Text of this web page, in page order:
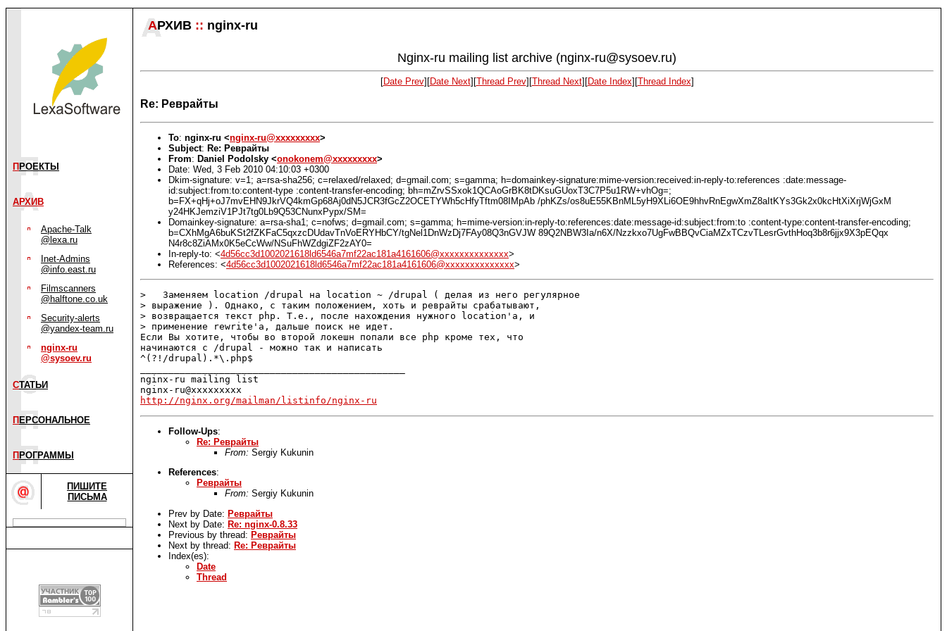
П РОЕКТЫ
АРХИВ
Apache-Talk
@lexa.ru
Inet-Admins
@info.east.ru
Filmscanners
@halftone.co.uk
Security-alerts
@yandex-team.ru
nginx-ru
@sysoev.ru
СТАТЬИ
П ЕРСОНАЛЬНОЕ
П РОГРАММЫ
ПИШИТЕ
ПИСЬМА
АРХИВ :: nginx-ru
Nginx-ru mailing list archive (nginx-ru@sysoev.ru)
[Date Prev][Date Next][Thread Prev][Thread Next][Date Index][Thread Index]
Re: Реврайты
To: nginx-ru <nginx-ru@xxxxxxxxx>
Subject: Re: Реврайты
From: Daniel Podolsky <onokonem@xxxxxxxxx>
Date: Wed, 3 Feb 2010 04:10:03 +0300
Dkim-signature: v=1; a=rsa-sha256; c=relaxed/relaxed; d=gmail.com; s=gamma; h=domainkey-signature:mime-version:received:in-reply-to:references :date:message-
id:subject:from:to:content-type :content-transfer-encoding; bh=mZrvSSxok1QCAoGrBK8tDKsuGUoxT3C7P5u1RW+vhOg=;
b=FX+qHj+oJ7mvEHN9JkrVQ4kmGp68Aj0dN5JCR3fGcZ2OCETYWh5cHfyTftm08IMpAb /phKZs/os8uE55KBnML5yH9XLi6OE9hhvRnEgwXmZ8aItKYs3Gk2x0kcHtXiXrjWjGxM
y24HKJemziV1PJt7tg0Lb9Q53CNunxPypx/SM=
Domainkey-signature: a=rsa-sha1; c=nofws; d=gmail.com; s=gamma; h=mime-version:in-reply-to:references:date:message-id:subject:from:to :content-type:content-transfer-encoding;
b=CXhMgA6buKSt2fZKFaC5qxzcDUdavTnVoERYHbCY/tgNel1DnWzDj7FAy08Q3nGVJW 89Q2NBW3Ia/n6X/Nzzkxo7UgFwBBQvCiaMZxTCzvTLesrGvthHoq3b8r6jjx9X3pEQqx
N4r8c8ZiAMx0K5eCcWw/NSuFhWZdgiZF2zAY0=
In-reply-to: <4d56cc3d1002021618ld6546a7mf22ac181a4161606@xxxxxxxxxxxxxx>
References: <4d56cc3d1002021618ld6546a7mf22ac181a4161606@xxxxxxxxxxxxxx>
>   Заменяем location /drupal на location ~ /drupal ( делая из него регулярное
> выражение ). Однако, с таким положением, хоть и реврайты срабатывают,
> возвращается текст php. Т.е., после нахождения нужного location'а, и
> применение rewrite'а, дальше поиск не идет.
Если Вы хотите, чтобы во второй локешн попали все php кроме тех, что
начинаются с /drupal - можно так и написать
^(?!/drupal).*\.php$
nginx-ru mailing list
http://nginx.org/mailman/listinfo/nginx-ru
Follow-Ups:
Re: Реврайты
From: Sergiy Kukunin
References:
Реврайты
From: Sergiy Kukunin
Prev by Date: Реврайты
Next by Date: Re: nginx-0.8.33
Previous by thread: Реврайты
Next by thread: Re: Реврайты
Index(es):
Date
Thread